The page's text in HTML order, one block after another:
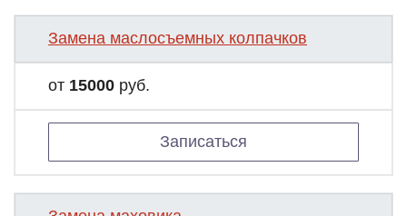
Замена маслосъемных колпачков
от 15000 руб.
Записаться